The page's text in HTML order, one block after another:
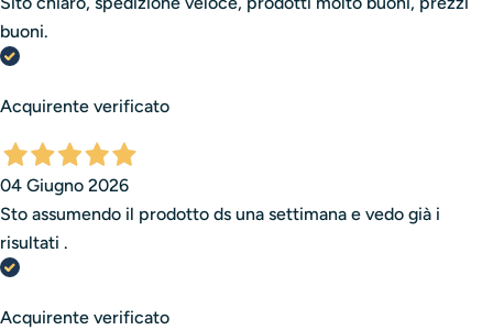
buoni.
Acquirente verificato
04 Giugno 2026
Sto assumendo il prodotto ds una settimana e vedo già i
risultati .
Acquirente verificato